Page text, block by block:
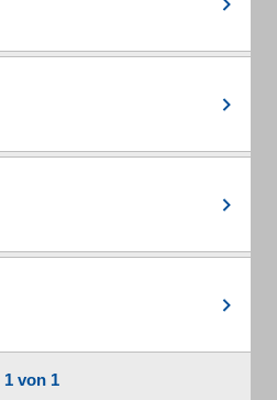
1 von 1